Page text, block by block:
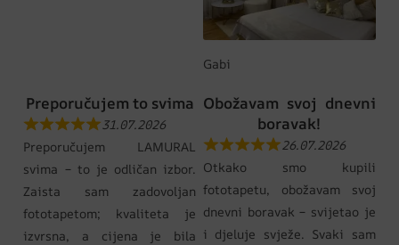
Gabi
Preporučujem to svima
31.07.2026
Preporučujem LAMURAL
svima – to je odličan izbor.
Zaista sam zadovoljan
fototapetom; kvaliteta je
izvrsna, a cijena je bila
Obožavam svoj dnevni
boravak!
26.07.2026
Otkako smo kupili
fototapetu, obožavam svoj
dnevni boravak – svijetao je
i djeluje svježe. Svaki sam